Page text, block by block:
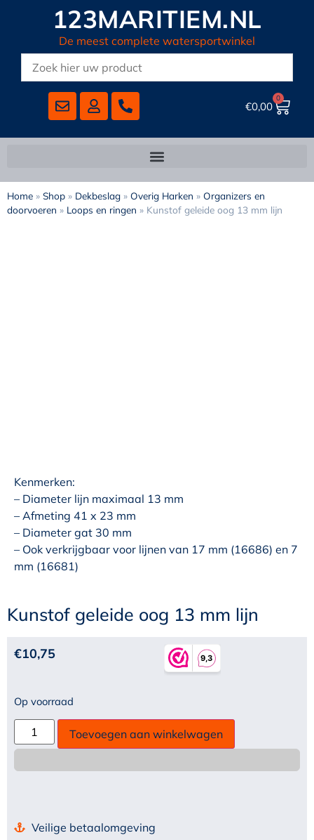
123MARITIEM.NL
De meest complete watersportwinkel
€0,00
0
Home » Shop » Dekbeslag » Overig Harken » Organizers en
doorvoeren » Loops en ringen » Kunstof geleide oog 13 mm lijn
Kenmerken:
– Diameter lijn maximaal 13 mm
– Afmeting 41 x 23 mm
– Diameter gat 30 mm
– Ook verkrijgbaar voor lijnen van 17 mm (16686) en 7
mm (16681)
Kunstof geleide oog 13 mm lijn
€10,75
Op voorraad
Toevoegen aan winkelwagen
Veilige betaalomgeving